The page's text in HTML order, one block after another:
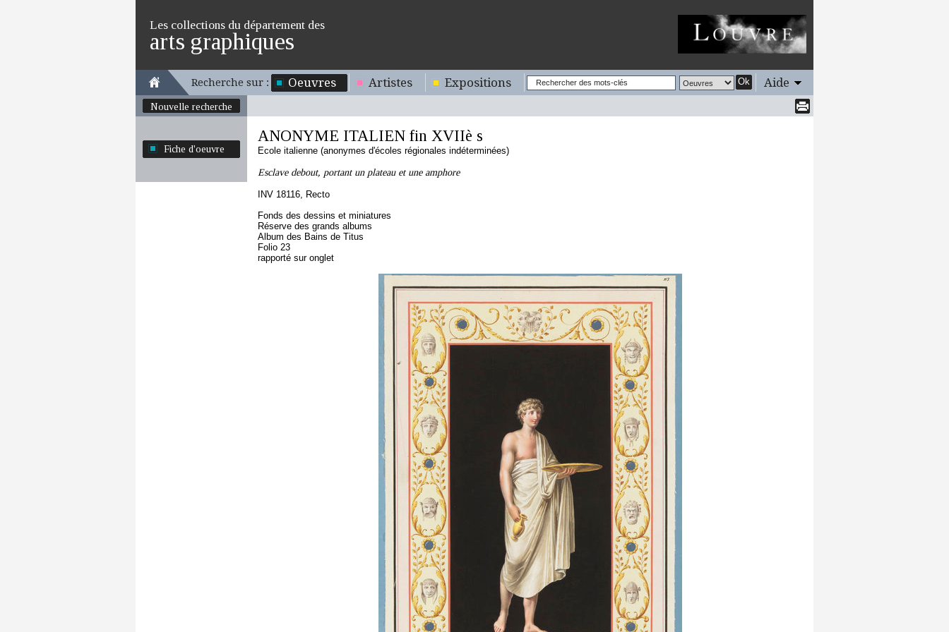
Les collections du département des
arts graphiques
Recherche sur : Oeuvres Artistes Expositions Ok Aide
Nouvelle recherche
Fiche d'oeuvre
ANONYME ITALIEN fin XVIIè s
Ecole italienne (anonymes d'écoles régionales indéterminées)
Esclave debout, portant un plateau et une amphore
INV 18116, Recto
Fonds des dessins et miniatures
Réserve des grands albums
Album des Bains de Titus
Folio 23
rapporté sur onglet